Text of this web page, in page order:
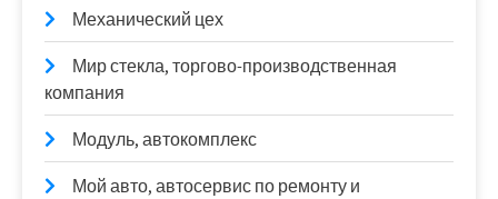
Механический цех
Мир стекла, торгово-производственная
компания
Модуль, автокомплекс
Мой авто, автосервис по ремонту и